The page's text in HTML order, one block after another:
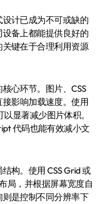
备上都能提供良好的
键在于合理利用资源
心环节。图片、CSS
影响加载速度。使用
显著减少图片体积。
代码也能有效减小文
构。使用 CSS Grid 或
局，并根据屏幕宽度自
是控制不同分辨率下